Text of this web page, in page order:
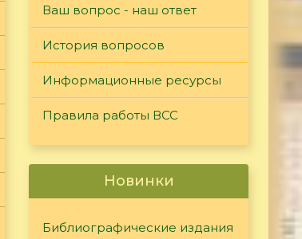
Ваш вопрос - наш ответ
История вопросов
Информационные ресурсы
Правила работы ВСС
Новинки
Библиографические издания